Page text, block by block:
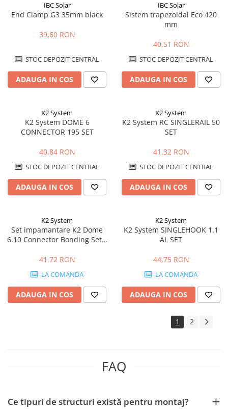
IBC Solar
End Clamp G3 35mm black
39,60 RON
STOC DEPOZIT CENTRAL
ADAUGA IN COS
IBC Solar
Sistem trapezoidal Eco 420
mm
40,51 RON
STOC DEPOZIT CENTRAL
ADAUGA IN COS
K2 System
K2 System DOME 6
CONNECTOR 195 SET
40,84 RON
STOC DEPOZIT CENTRAL
ADAUGA IN COS
K2 System
K2 System RC SINGLERAIL 50
SET
41,32 RON
STOC DEPOZIT CENTRAL
ADAUGA IN COS
K2 System
Set impamantare K2 Dome
6.10 Connector Bonding Set –
6
41,72 RON
LA COMANDA
ADAUGA IN COS
K2 System
K2 System SINGLEHOOK 1.1
AL SET
44,75 RON
LA COMANDA
ADAUGA IN COS
1 2
FAQ
Ce tipuri de structuri există pentru montaj?